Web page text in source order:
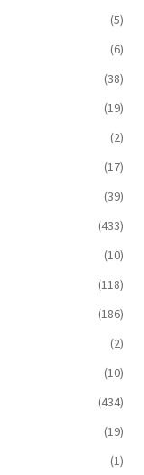
(5)
(6)
(38)
(19)
(2)
(17)
(39)
(433)
(10)
(118)
(186)
(2)
(10)
(434)
(19)
(1)